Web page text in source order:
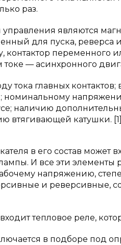
раз.
являются
для пуска, реверса
контактор переменного
— асинхронного
тока главных
наличию
втягивающей катушки. [1]
в его состав может
И все эти элементы
напряжению,
и реверсивные,
тепловое реле,
в подборе под